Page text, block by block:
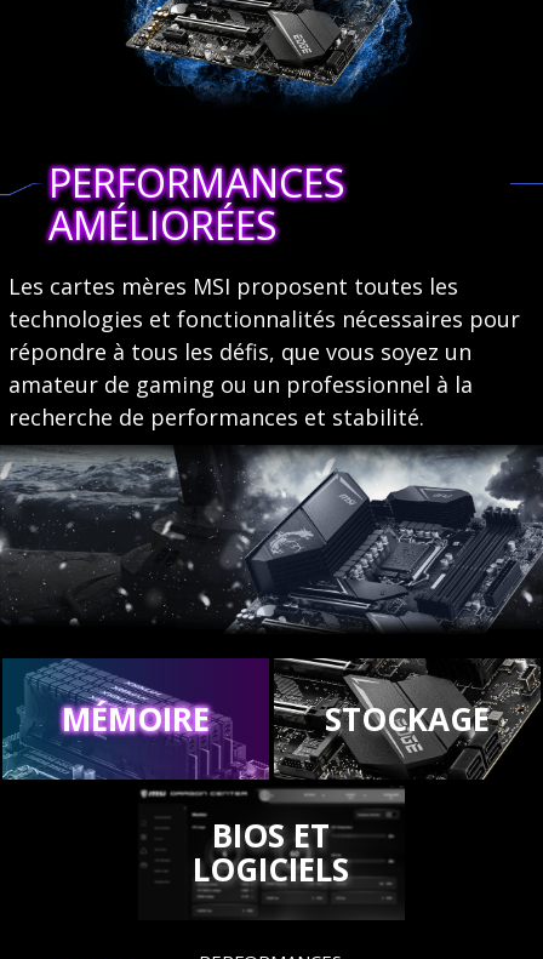
PERFORMANCES
AMÉLIORÉES
Les cartes mères MSI proposent toutes les
technologies et fonctionnalités nécessaires pour
répondre à tous les défis, que vous soyez un
amateur de gaming ou un professionnel à la
recherche de performances et stabilité.
MÉMOIRE STOCKAGE
BIOS ET
LOGICIELS